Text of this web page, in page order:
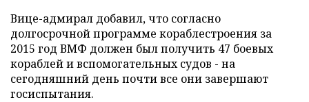
Вице-адмирал добавил, что согласно
долгосрочной программе кораблестроения за
2015 год ВМФ должен был получить 47 боевых
кораблей и вспомогательных судов - на
сегодняшний день почти все они завершают
госиспытания.